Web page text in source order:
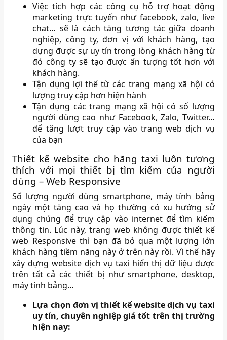
Việc tích hợp các công cụ hỗ trợ hoạt động
marketing trực tuyến như facebook, zalo, live
chat… sẽ là cách tăng tương tác giữa doanh
nghiệp, công ty, đơn vị với khách hàng, tạo
dựng được sự uy tín trong lòng khách hàng từ
đó công ty sẽ tạo được ấn tượng tốt hơn với
khách hàng.
Tận dụng lợi thế từ các trang mạng xã hội có
lượng truy cập hơn hiện hành
Tận dụng các trang mạng xã hội có số lượng
người dùng cao như Facebook, Zalo, Twitter…
để tăng lượt truy cập vào trang web dịch vụ
của bạn
Thiết kế website cho hãng taxi luôn tương
thích với mọi thiết bị tìm kiếm của người
dùng – Web Responsive
Số lượng người dùng smartphone, máy tính bảng
ngày một tăng cao và họ thường có xu hướng sử
dụng chúng để truy cập vào internet để tìm kiếm
thông tin. Lúc này, trang web không được thiết kế
web Responsive thì bạn đã bỏ qua một lượng lớn
khách hàng tiềm năng này ở trên này rồi. Vì thế hãy
xây dựng website dịch vụ taxi hiển thị dữ liệu được
trên tất cả các thiết bị như smartphone, desktop,
máy tính bảng…
Lựa chọn đơn vị thiết kế website dịch vụ taxi
uy tín, chuyên nghiệp giá tốt trên thị trường
hiện nay: